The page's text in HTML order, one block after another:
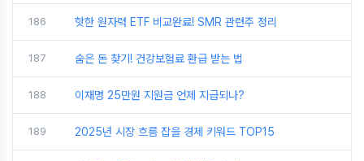
186 핫한 원자력 ETF 비교완료! SMR 관련주 정리
187 숨은 돈 찾기! 건강보험료 환급 받는 법
188 이재명 25만원 지원금 언제 지급되나?
189 2025년 시장 흐름 잡을 경제 키워드 TOP15